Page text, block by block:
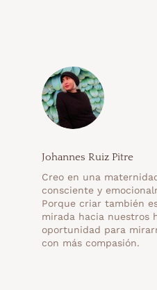
Johannes Ruiz Pitre
Creo en una
consciente y
Porque criar también
mirada hacia nuestros
oportunidad para
con más compasión.